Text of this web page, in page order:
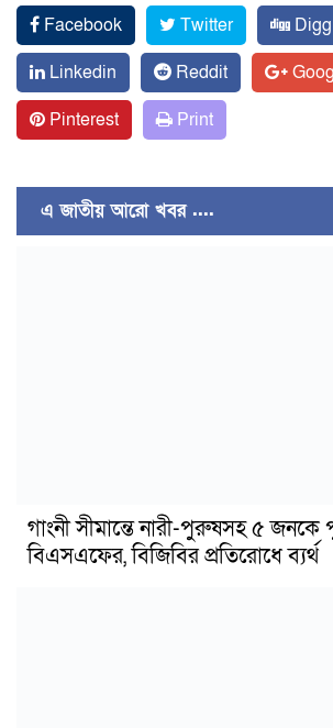
Facebook Twitter
Digg
Linkedin
Reddit
Pinterest
Print
এ জাতীয় আরো খবর ....
গাংনী সীমান্তে নারী-পুরুষসহ ৫ জনকে
বিএসএফের, বিজিবির প্রতিরোধে ব্যর্থ